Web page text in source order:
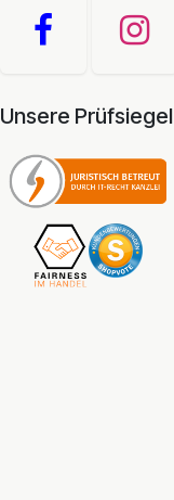
Unsere Prüfsiegel